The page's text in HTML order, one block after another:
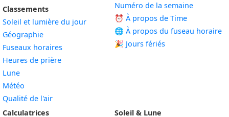
Classements
Soleil et lumière du jour
Géographie
Fuseaux horaires
Heures de prière
Lune
Météo
Qualité de l'air
Numéro de la semaine
⏰ À propos de Time
🌐 À propos du fuseau horaire
🎉 Jours fériés
Calculatrices
Soleil & Lune